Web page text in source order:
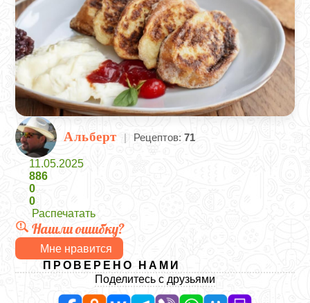
Альберт | Рецептов: 71
11.05.2025
886
0
0
Распечатать
Нашли ошибку?
Мне нравится
ПРОВЕРЕНО НАМИ
Поделитесь с друзьями